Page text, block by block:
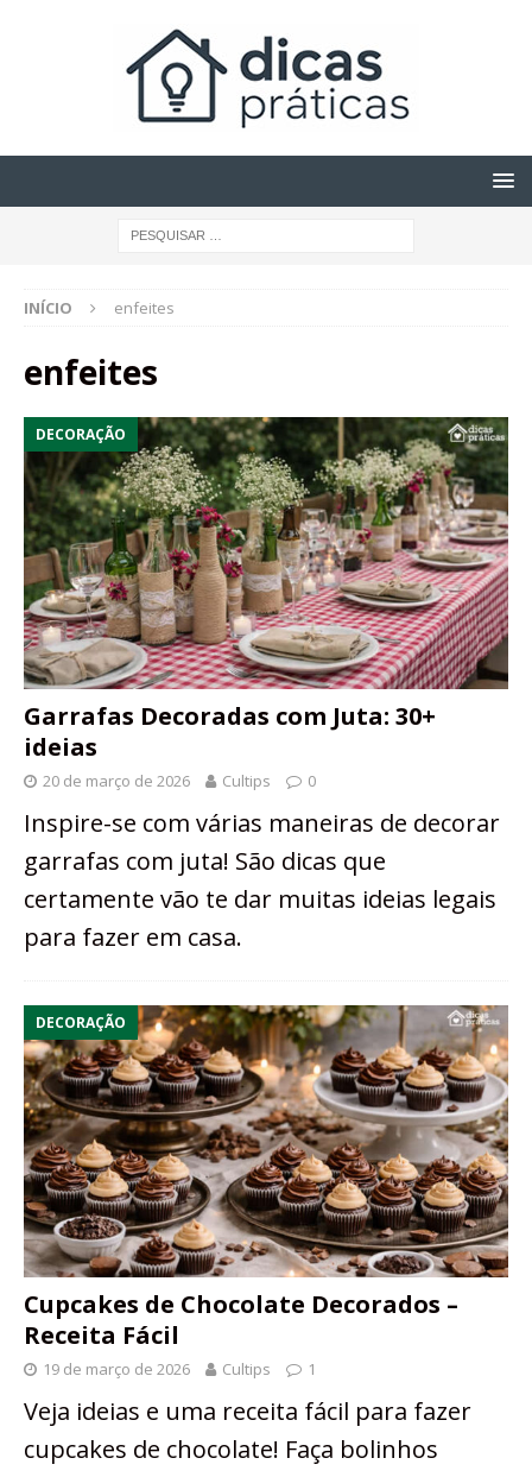
INÍCIO enfeites
enfeites
DECORAÇÃO
Garrafas Decoradas com Juta: 30+
ideias
20 de março de 2026 Cultips 0
Inspire-se com várias maneiras de decorar
garrafas com juta! São dicas que
certamente vão te dar muitas ideias legais
para fazer em casa.
DECORAÇÃO
Cupcakes de Chocolate Decorados –
Receita Fácil
19 de março de 2026 Cultips 1
Veja ideias e uma receita fácil para fazer
cupcakes de chocolate! Faça bolinhos